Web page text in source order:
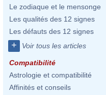
Le zodiaque et le mensonge
Les qualités des 12 signes
Les défauts des 12 signes
+ Voir tous les articles
Compatibilité
Astrologie et compatibilité
Affinités et conseils